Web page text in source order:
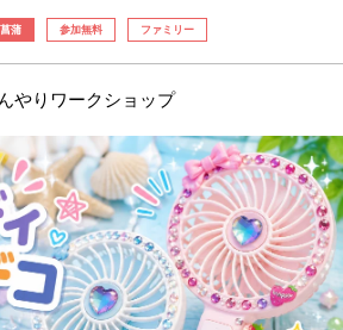
蒲 参加無料 ファミリー
やりワークショップ